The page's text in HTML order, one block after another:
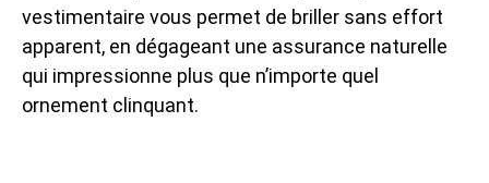
vestimentaire vous permet de briller sans effort
apparent, en dégageant une assurance naturelle
qui impressionne plus que n’importe quel
ornement clinquant.